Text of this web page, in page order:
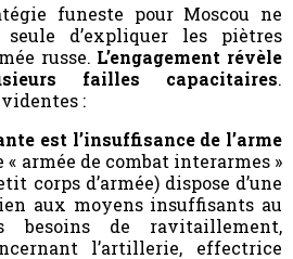
funeste pour Moscou ne
d’expliquer les piètres
russe. L’engagement révèle
failles capacitaires.
:
est l’insuffisance de l’arme
« armée de combat interarmes »
corps d’armée) dispose d’une
aux moyens insuffisants au
besoins de ravitaillement,
l’artillerie, effectrice